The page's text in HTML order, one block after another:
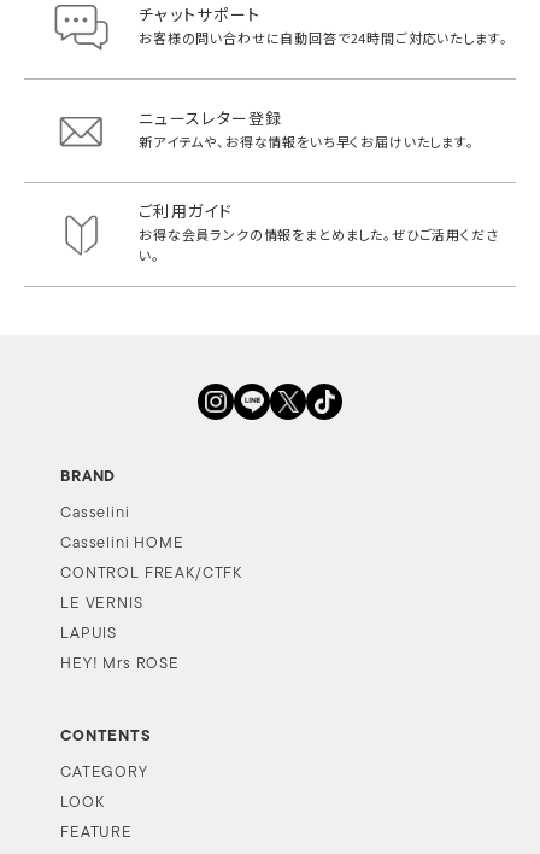
チャットサポート
お客様の問い合わせに自動回答で24時間ご対応いたします。
ニュースレター登録
新アイテムや、お得な情報をいち早く お届けいたします。
ご利用ガイド
お得な会員ランクの情報をまとめました。ぜひご活用くださ
い。
BRAND
Casselini
Casselini HOME
CONTROL FREAK/CTFK
LE VERNIS
LAPUIS
HEY! Mrs ROSE
CONTENTS
CATEGORY
LOOK
FEATURE